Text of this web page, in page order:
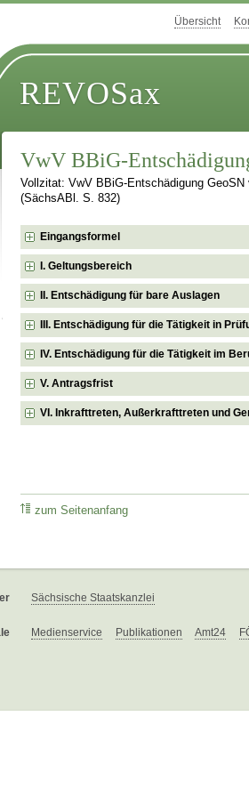
Übersicht
REVOSax
VwV BBiG-
Vollzitat: VwV BBiG-Entschädigung GeoSN
(SächsABl. S. 832)
Eingangsformel
I. Geltungsbereich
II. Entschädigung für bare Auslagen
III. Entschädigung für die Tätigkeit in
IV. Entschädigung für die Tätigkeit im
V. Antragsfrist
VI. Inkrafttreten, Außerkrafttreten und
zum Seitenanfang
Sächsische Staatskanzlei
Medienservice Publikationen Amt24